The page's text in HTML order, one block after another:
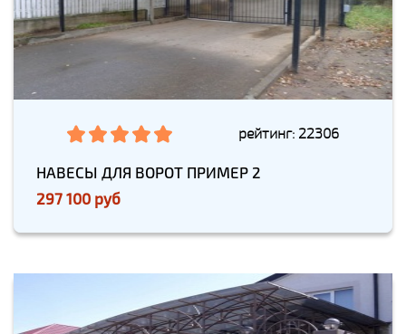
рейтинг: 22306
НАВЕСЫ ДЛЯ ВОРОТ ПРИМЕР 2
297 100 руб